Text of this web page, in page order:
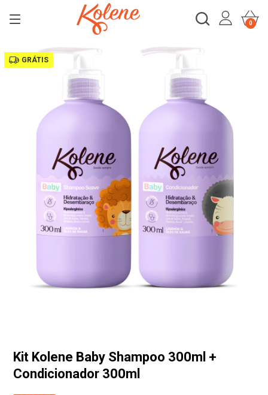
0
GRÁTIS
Kit Kolene Baby Shampoo 300ml +
Condicionador 300ml